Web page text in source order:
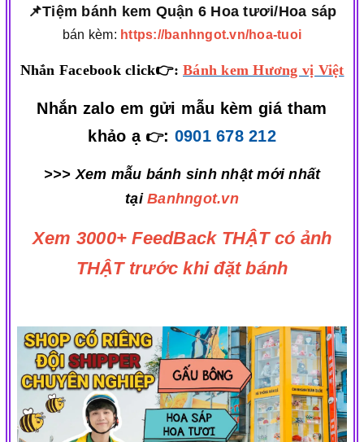
📌Tiệm bánh kem Quận 6 Hoa tươi/Hoa sáp
bán kèm: https://banhngot.vn/hoa-tuoi
Nhắn Facebook click👉: Bánh kem Hương vị Việt
Nhắn zalo em gửi mẫu kèm giá tham
khảo ạ 👉: 0901 678 212
>>> Xem mẫu bánh sinh nhật mới nhất
tạiBanhngot.vn
Xem 3000+ FeedBack THẬT có ảnh
THẬT trước khi đặt bánh